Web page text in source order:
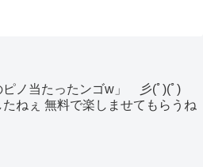
ピノ当たったンゴw」 彡(ﾟ)(ﾟ)
たねぇ 無料で楽しませてもらうね